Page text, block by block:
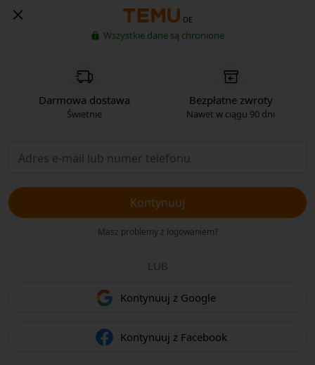
DE
Wszystkie dane są chronione
Darmowa dostawa
Świetnie
Bezpłatne zwroty
Nawet w ciągu 90 dni
Kontynuuj
Masz problemy z logowaniem?
LUB
Kontynuuj z Google
Kontynuuj z Facebook